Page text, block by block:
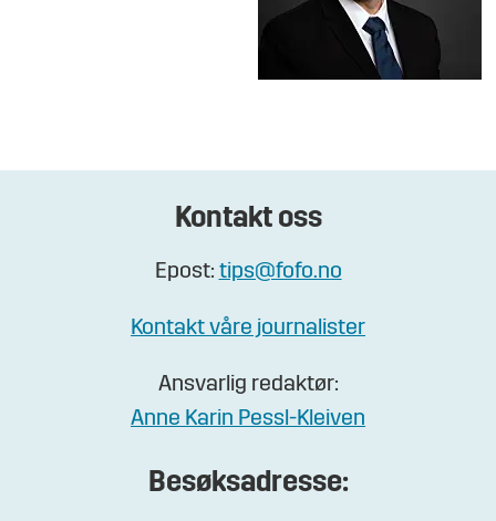
Kontakt oss
Epost: tips@fofo.no
Kontakt våre journalister
Ansvarlig redaktør:
Anne Karin Pessl-Kleiven
Besøksadresse: